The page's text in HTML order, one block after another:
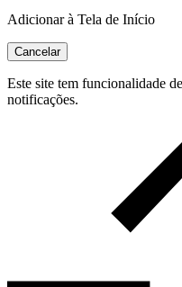
Adicionar à Tela de Início
Cancelar
Este site tem funcionalidade
notificações.